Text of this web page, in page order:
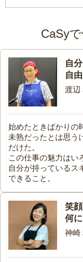
CaSy
自
自
渡辺
始めたときばかりの
未熟だったとは思う
だけた。
この仕事の魅力はい
自分が持っているス
できること。
笑
何
神崎